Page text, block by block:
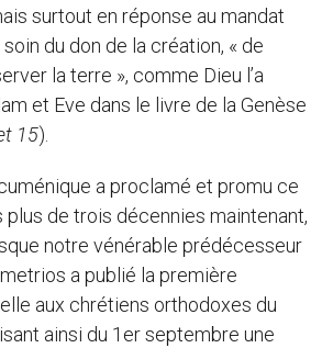
surtout en réponse au mandat
du don de la création, « de
la terre », comme Dieu l’a
et Eve dans le livre de la Genèse
15).
a proclamé et promu ce
de trois décennies maintenant,
notre vénérable prédécesseur
a publié la première
aux chrétiens orthodoxes du
ainsi du 1er septembre une